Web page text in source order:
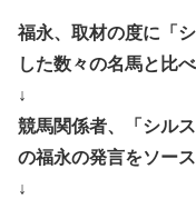
福永、取材の度に「
した数々の名馬と比
↓
競馬関係者、「シル
の福永の発言をソー
↓